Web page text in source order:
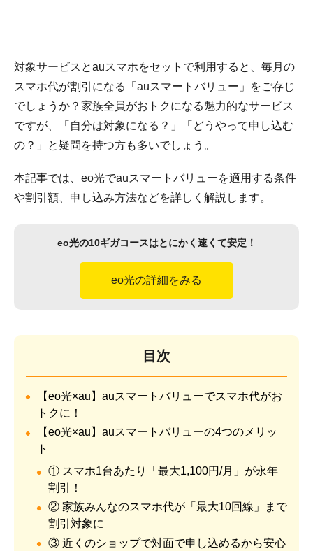
対象サービスとauスマホをセットで利用すると、毎月の
スマホ代が割引になる「auスマートバリュー」をご存じ
でしょうか？家族全員がおトクになる魅力的なサービス
ですが、「自分は対象になる？」「どうやって申し込む
の？」と疑問を持つ方も多いでしょう。
本記事では、eo光でauスマートバリューを適用する条件
や割引額、申し込み方法などを詳しく解説します。
eo光の10ギガコースはとにかく速くて安定！
eo光の詳細をみる
目次
【eo光×au】auスマートバリューでスマホ代がお
トクに！
【eo光×au】auスマートバリューの4つのメリッ
ト
① スマホ1台あたり「最大1,100円/月」が永年
割引！
② 家族みんなのスマホ代が「最大10回線」まで
割引対象に
③ 近くのショップで対面で申し込めるから安心